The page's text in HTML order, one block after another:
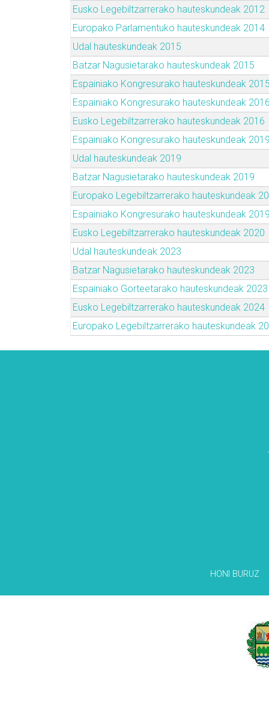
Eusko Legebiltzarrerako hauteskundeak 2012
Europako Parlamentuko hauteskundeak 2014
Udal hauteskundeak 2015
Batzar Nagusietarako hauteskundeak 2015
Espainiako Kongresurako hauteskundeak 2015
Espainiako Kongresurako hauteskundeak 2016
Eusko Legebiltzarrerako hauteskundeak 2016
Espainiako Kongresurako hauteskundeak 2019
Udal hauteskundeak 2019
Batzar Nagusietarako hauteskundeak 2019
Europako Legebiltzarrerako hauteskundeak
Espainiako Kongresurako hauteskundeak 2019
Eusko Legebiltzarrerako hauteskundeak 2020
Udal hauteskundeak 2023
Batzar Nagusietarako hauteskundeak 2023
Espainiako Gorteetarako hauteskundeak 2023
Eusko Legebiltzarrerako hauteskundeak 2024
Europako Legebiltzarrerako hauteskundeak
HONI BURUZ